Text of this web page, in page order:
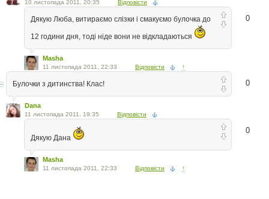
10 листопада 2011, 20:35 Відповісти
0
Дякую Люба, витираємо слізки і смакуємо булочка до
12 години дня, тоді ніде вони не відкладаються
Masha
11 листопада 2011, 22:33 Відповісти ↑
0
Булочки з дитинства! Клас!
Dana
11 листопада 2011, 19:35 Відповісти
0
Дякую Дана
Masha
11 листопада 2011, 22:33 Відповісти ↑